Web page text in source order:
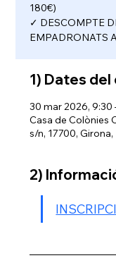
180€)
✓ DESCOMPTE
EMPADRONATS
1) Dates del
30 mar 2026, 9:30
Casa de Colònies
s/n, 17700,
2)